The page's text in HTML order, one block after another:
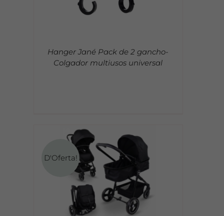
Hanger Jané Pack de 2 gancho-
Colgador multiusos universal
D'Oferta!